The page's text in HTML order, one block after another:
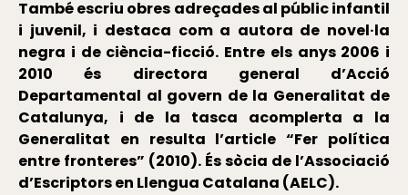
També escriu obres adreçades al públic infantil
i juvenil, i destaca com a autora de novel·la
negra i de ciència-ficció. Entre els anys 2006 i
2010 és directora general d’Acció
Departamental al govern de la Generalitat de
Catalunya, i de la tasca acomplerta a la
Generalitat en resulta l’article “Fer política
entre fronteres” (2010). És sòcia de l’Associació
d’Escriptors en Llengua Catalana (AELC).